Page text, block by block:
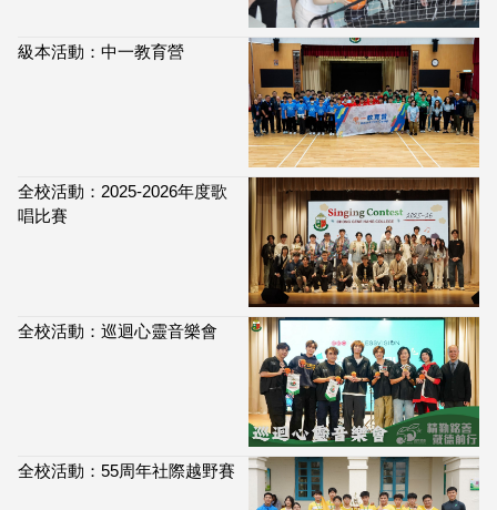
級本活動：中一教育營
全校活動：2025-2026年度歌
唱比賽
全校活動：巡迴心靈音樂會
全校活動：55周年社際越野賽